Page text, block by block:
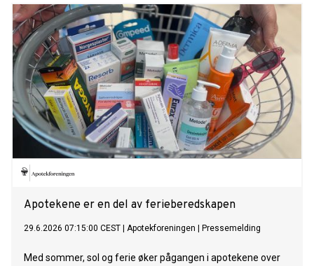
Apotekene er en del av ferieberedskapen
29.6.2026 07:15:00 CEST Apotekforeningen Pressemelding
Med sommer, sol og ferie øker pågangen i apotekene over